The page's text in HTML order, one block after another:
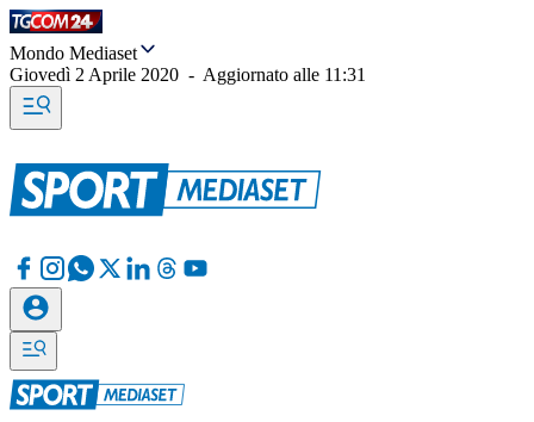
Mondo Mediaset
Giovedì 2 Aprile 2020 - Aggiornato alle 11:31